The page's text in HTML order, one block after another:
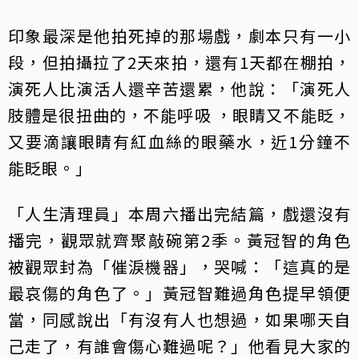
印象最深是他拍死掉的那場戲，劇本只有一小
段，但拍攝拉了2天來拍，還有1天都在棚拍，
演死人比演活人還辛苦還累，他說：「演死人
肢體是很扭曲的，不能呼吸 ，眼睛又不能眨，
又要滴讓眼睛有紅血絲的眼藥水，近1分鐘不
能眨眼。」
「人生清理員」本周六播出完結篇，戲還沒有
播完，觀眾就齊聚敲碗第2季。黃冠智的角色
被觀眾封為「催淚機器」，哭喊：「這真的是
最哀傷的角色了。」黃冠智難過角色提早領便
當，同感說出「有沒有人也想過，如果哪天自
己走了，有誰會傷心難過呢？」他看見大家的